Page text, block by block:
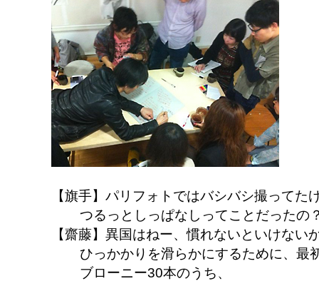
【旗手】パリフォトではバシバシ撮ってた
つるっとしっぱなしってことだったの
【齋藤】異国はねー、慣れないといけない
ひっかかりを滑らかにするために、最
ブローニー30本のうち、